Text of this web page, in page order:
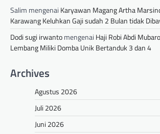
Salim mengenai Karyawan Magang Artha
Karawang Keluhkan Gaji sudah 2 Bulan tidak
Dodi sugi irwantomengenai Haji Robi Abdi
Lembang Miliki Domba Unik Bertanduk 3 dan 4
Archives
Agustus 2026
Juli 2026
Juni 2026